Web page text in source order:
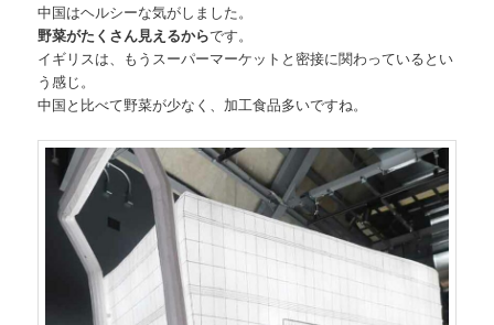
中国はヘルシーな気がしました。
野菜がたくさん見えるからです。
イギリスは、もうスーパーマーケットと密接に関わっているとい
う感じ。
中国と比べて野菜が少なく、加工食品多いですね。